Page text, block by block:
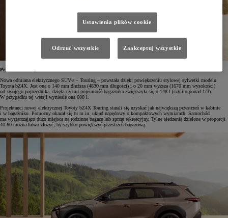
Przestronne wnętrze
Nowa odmiana elektrycznego SUV-a – Touring – powstała dzięki powiększeniu stylowej sylwetki modelu
Toyota bZ4X. Jest ona o 140 mm dłuższa (4830 mm długości) i o 20 mm wyższa (1670 mm wysokości)
od swojego poprzednika, dzięki czemu pojemność bagażnika zwiększyła się o 148 l (czyli o ponad 1/3).
W przypadku tej wersji wyniesie ona 600 l.
Projektanci nowej elektrycznej Toyoty bZ4X Touring starali się uzyskać jak największą przestrzeń w kabinie
i w bagażniku. Pomocny okazał się tu m.in. układ napędowy o kompaktowych wymiarach. Samochód
ma wystarczająco dużo miejsca na rodzinne bagaże lub sprzęt rekreacyjny. Tylne siedzenia dzielone w proporcji
40:60 można łatwo złożyć, by szybko powiększyć przestrzeń bagażową.
Ustawienia plików cookie
Odrzuć wszystkie Zaakceptuj wszystkie